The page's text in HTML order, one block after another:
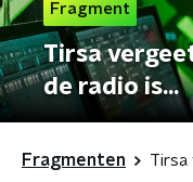
Fragment
Tirsa
de radio is...
Fragmenten